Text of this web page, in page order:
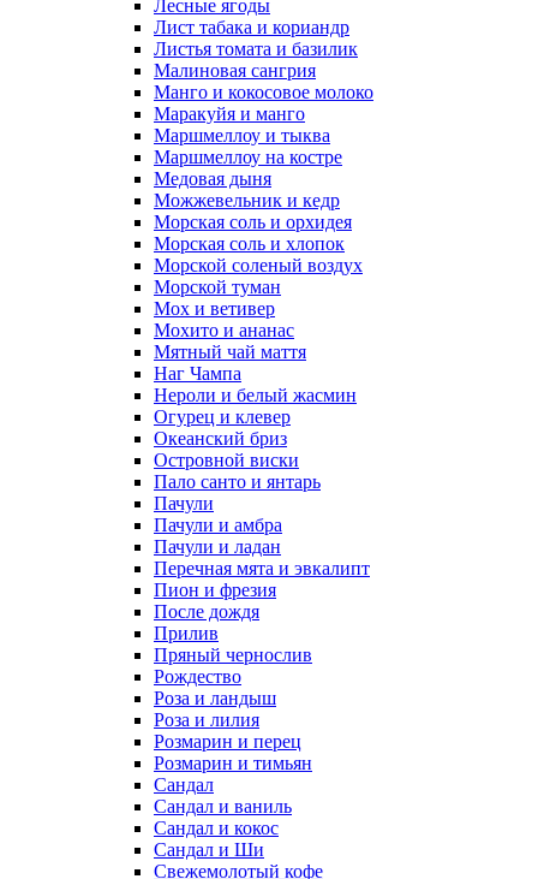
Лесные ягоды
Лист табака и кориандр
Листья томата и базилик
Малиновая сангрия
Манго и кокосовое молоко
Маракуйя и манго
Маршмеллоу и тыква
Маршмеллоу на костре
Медовая дыня
Можжевельник и кедр
Морская соль и орхидея
Морская соль и хлопок
Морской соленый воздух
Морской туман
Мох и ветивер
Мохито и ананас
Мятный чай маття
Наг Чампа
Нероли и белый жасмин
Огурец и клевер
Океанский бриз
Островной виски
Пало санто и янтарь
Пачули
Пачули и амбра
Пачули и ладан
Перечная мята и эвкалипт
Пион и фрезия
После дождя
Прилив
Пряный чернослив
Рождество
Роза и ландыш
Роза и лилия
Розмарин и перец
Розмарин и тимьян
Сандал
Сандал и ваниль
Сандал и кокос
Сандал и Ши
Свежемолотый кофе